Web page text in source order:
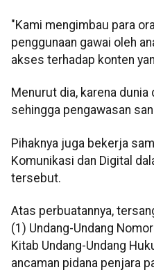
"Kami mengimbau para
penggunaan gawai oleh
akses terhadap konten
Menurut dia, karena
sehingga pengawasan
Pihaknya juga bekerja
Komunikasi dan Digital
tersebut.
Atas perbuatannya,
(1) Undang-Undang
Kitab Undang-Undang
ancaman pidana penjara